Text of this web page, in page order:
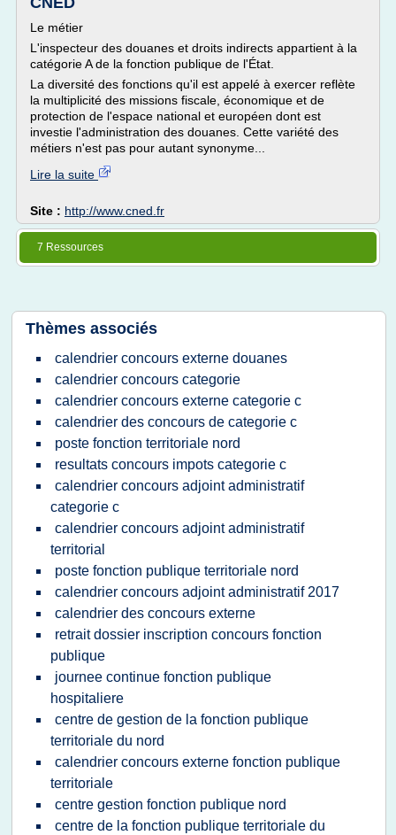
Le métier
L'inspecteur des douanes et droits indirects appartient à la
catégorie A de la fonction publique de l'État.
La diversité des fonctions qu'il est appelé à exercer reflète
la multiplicité des missions fiscale, économique et de
protection de l'espace national et européen dont est
investie l'administration des douanes. Cette variété des
métiers n'est pas pour autant synonyme...
Lire la suite
Site : http://www.cned.fr
7 Ressources
Thèmes associés
calendrier concours externe douanes
calendrier concours categorie
calendrier concours externe categorie c
calendrier des concours de categorie c
poste fonction territoriale nord
resultats concours impots categorie c
calendrier concours adjoint administratif
categorie c
calendrier concours adjoint administratif
territorial
poste fonction publique territoriale nord
calendrier concours adjoint administratif 2017
calendrier des concours externe
retrait dossier inscription concours fonction
publique
journee continue fonction publique
hospitaliere
centre de gestion de la fonction publique
territoriale du nord
calendrier concours externe fonction publique
territoriale
centre gestion fonction publique nord
centre de la fonction publique territoriale du